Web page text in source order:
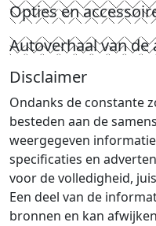
Opties en
Autoverhaal van de
Disclaimer
Ondanks de constante
besteden aan de
weergegeven
specificaties en
voor de volledigheid,
Een deel van de
bronnen en kan